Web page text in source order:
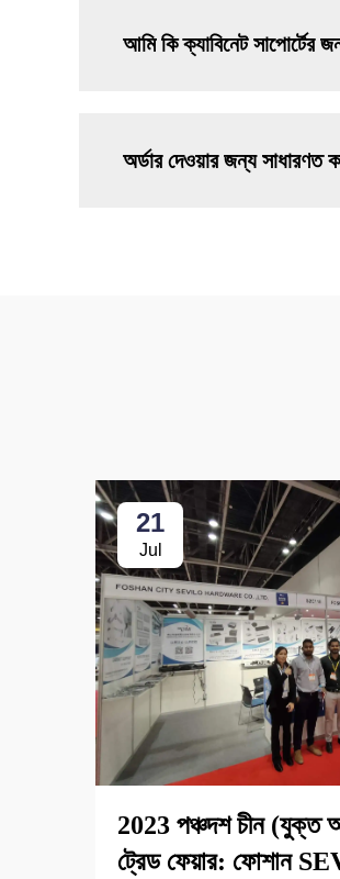
আমি কি ক্যাবিনেট সাপোর্টের
অর্ডার দেওয়ার জন্য সাধারণত
21
Jul
2023 পঞ্চদশ চীন (যুক্ত
ট্রেড ফেয়ার: ফোশান